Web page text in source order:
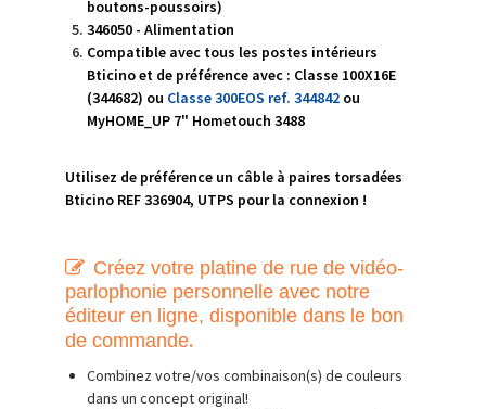
boutons-poussoirs)
346050 - Alimentation
Compatible avec tous les postes intérieurs
Bticino et de préférence avec : Classe 100X16E
(344682) ou Classe 300EOS ref. 344842 ou
MyHOME_UP 7" Hometouch 3488
Utilisez de préférence un câble à paires torsadées
Bticino REF 336904, UTPS pour la connexion !
Créez votre platine de rue de vidéo-
parlophonie personnelle avec notre
éditeur en ligne, disponible dans le bon
de commande.
Combinez votre/vos combinaison(s) de couleurs
dans un concept original!